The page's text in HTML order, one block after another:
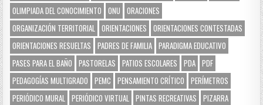
OLIMPIADA DEL CONOCIMIENTO
ONU
ORACIONES
ORGANIZACIÓN TERRITORIAL ORIENTACIONES
ORIENTACIONES CONTESTADAS
ORIENTACIONES RESUELTAS
PADRES DE FAMILIA PARADIGMA EDUCATIVO
PASES PARA EL BAÑO
PASTORELAS PATIOS ESCOLARES PDA PDF
PEDAGOGÍAS MULTIGRADO
PEMC PENSAMIENTO CRÍTICO
PERÍMETROS
PERIÓDICO MURAL PERIÓDICO VIRTUAL PINTAS RECREATIVAS
PIZARRA